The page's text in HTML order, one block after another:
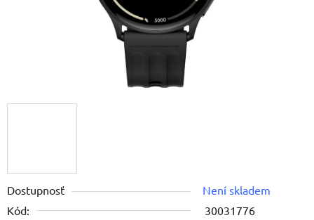
Dostupnosť
Není skladem
Kód:
30031776